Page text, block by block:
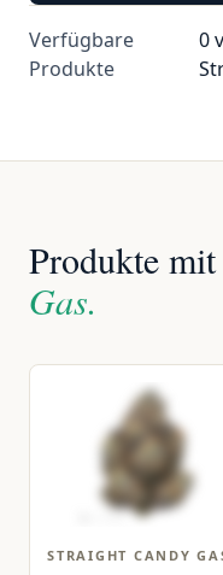
Verfügbare
Produkte
0
Produkte mit
Gas.
STRAIGHT CANDY